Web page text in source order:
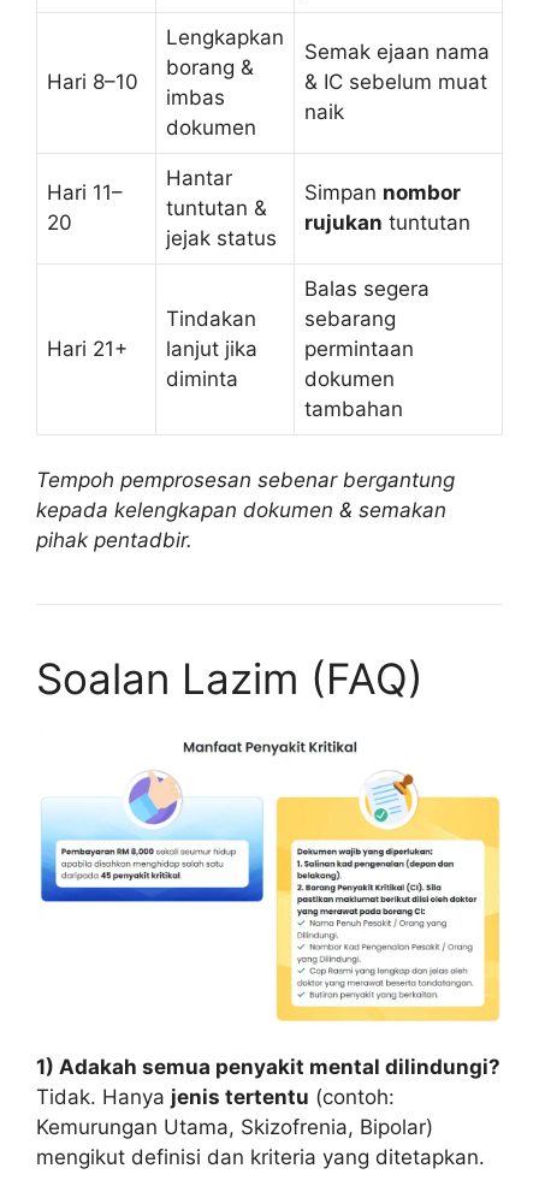
Hari 8–10
Lengkapkan
borang &
imbas
dokumen
Semak ejaan nama
& IC sebelum muat
naik
Hari 11–
20
Hantar
tuntutan &
jejak status
Simpan nombor
rujukan tuntutan
Hari 21+
Tindakan
lanjut jika
diminta
Balas segera
sebarang
permintaan
dokumen
tambahan
Tempoh pemprosesan sebenar bergantung
kepada kelengkapan dokumen & semakan
pihak pentadbir.
Soalan Lazim (FAQ)
1) Adakah semua penyakit mental dilindungi?
Tidak. Hanya jenis tertentu (contoh:
Kemurungan Utama, Skizofrenia, Bipolar)
mengikut definisi dan kriteria yang ditetapkan.